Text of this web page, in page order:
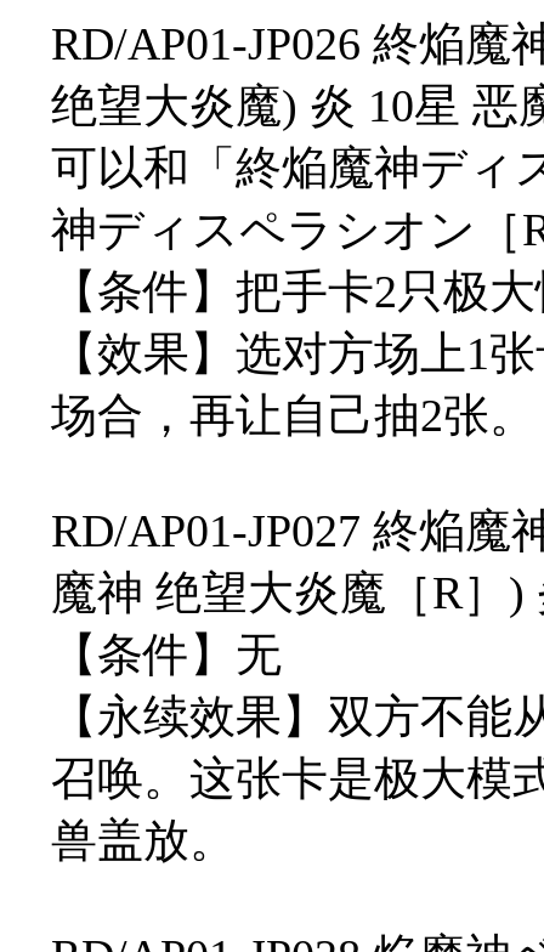
RD/AP01-JP026 終焔
绝望大炎魔) 炎 10星 恶
可以和「終焔魔神ディ
神ディスペラシオン［
【条件】把手卡2只极
【效果】选对方场上1
场合，再让自己抽2张。
RD/AP01-JP027 終焔
魔神 绝望大炎魔［R］)
【条件】无
【永续效果】双方不能
召唤。这张卡是极大模
兽盖放。